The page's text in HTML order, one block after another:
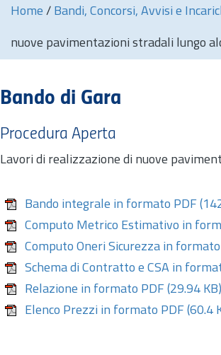
Home / Bandi, Concorsi, Avvisi e
nuove pavimentazioni stradali lungo
Bando di Gara
Procedura Aperta
Lavori di realizzazione di nuove
Bando integrale in formato PDF
Computo Metrico Estimativo in
Computo Oneri Sicurezza in
Schema di Contratto e CSA in
Relazione in formato PDF (29.94 KB)
Elenco Prezzi in formato PDF (60.4